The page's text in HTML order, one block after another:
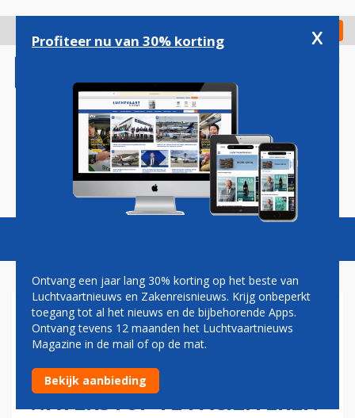
gaan
Check in
Magazine Podcasts Vacatures
ROTTERDAM AIRPORT WERKT
HARD AAN GROEN IMAGO
DOOR VLIEGEN OP
WATERSTOF TE FACILITEREN
Profiteer nu van 30% korting x
Ontvang een jaar lang 30% korting op het beste van
Luchtvaartnieuws en Zakenreisnieuws. Krijg onbeperkt
toegang tot al het nieuws en de bijbehorende Apps.
Ontvang tevens 12 maanden het Luchtvaartnieuws
Magazine in de mail of op de mat.
Bekijk aanbieding